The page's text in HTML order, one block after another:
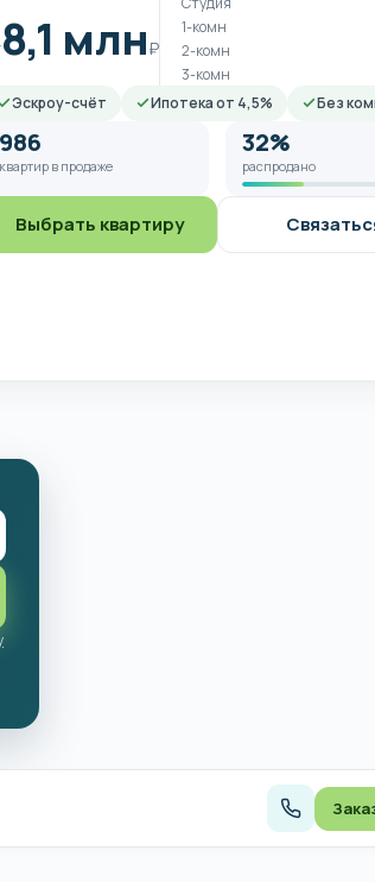
8,1 млн₽
1-комн
2-комн
3-комн
Эскроу-счёт Ипотека от 4,5% Без
986
квартир в продаже
32%
распродано
Выбрать квартиру